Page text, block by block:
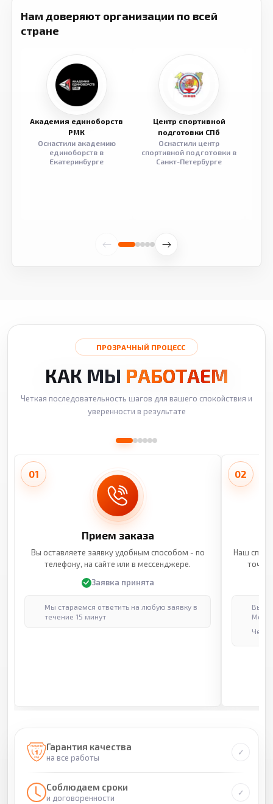
Нам доверяют организации по всей
стране
Академия единоборств
РМК
Оснастили академию
единоборств в
Екатеринбурге
Центр спортивной
подготовки СПб
Оснастили центр
спортивной подготовки в
Санкт-Петербурге
ПРОЗРАЧНЫЙ ПРОЦЕСС
КАК МЫ РАБОТАЕМ
Четкая последовательность шагов для вашего спокойствия и
уверенности в результате
01
Прием заказа
Вы оставляете заявку удобным способом - по
телефону, на сайте или в мессенджере.
Заявка принята
Мы стараемся ответить на любую заявку в
течение 15 минут
02
Наш
Гарантия качества
на все работы
Соблюдаем сроки
и договоренности